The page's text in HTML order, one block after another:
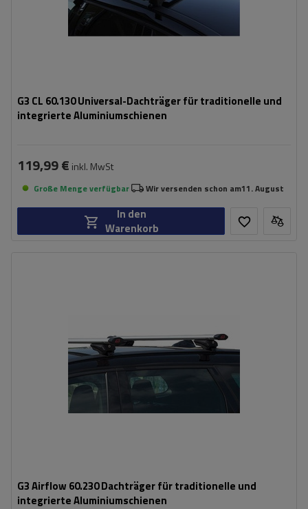
G3 CL 60.130 Universal-Dachträger für traditionelle und
integrierte Aluminiumschienen
119,99 € inkl. MwSt
Große Menge verfügbar Wir versenden schon am11. August
In den
Warenkorb
G3 Airflow 60.230 Dachträger für traditionelle und
integrierte Aluminiumschienen